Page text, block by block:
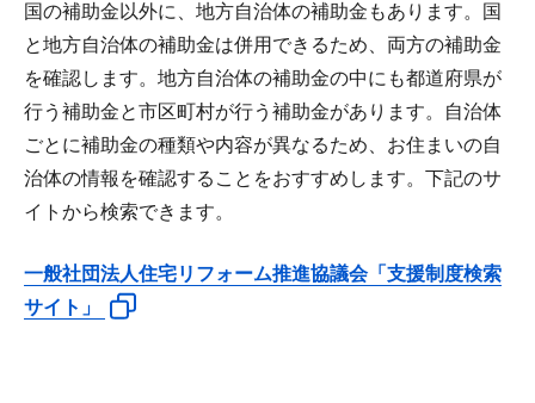
国の補助金以外に、地方自治体の補助金もあります。国
と地方自治体の補助金は併用できるため、両方の補助金
を確認します。地方自治体の補助金の中にも都道府県が
行う補助金と市区町村が行う補助金があります。自治体
ごとに補助金の種類や内容が異なるため、お住まいの自
治体の情報を確認することをおすすめします。下記のサ
イトから検索できます。
一般社団法人住宅リフォーム推進協議会「支援制度検索
サイト」